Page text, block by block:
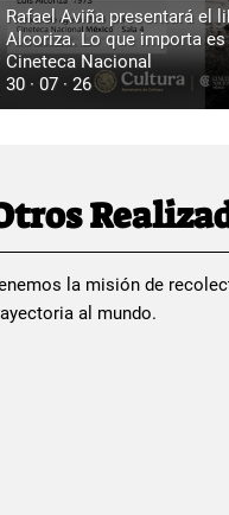
Rafael Aviña presentará el
Alcoriza. Lo que importa es
Cineteca Nacional
30 · 07 · 26
la misión de
al mundo.